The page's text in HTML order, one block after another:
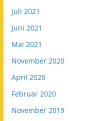
Juli 2021
Juni 2021
Mai 2021
November 2020
April 2020
Februar 2020
November 2019